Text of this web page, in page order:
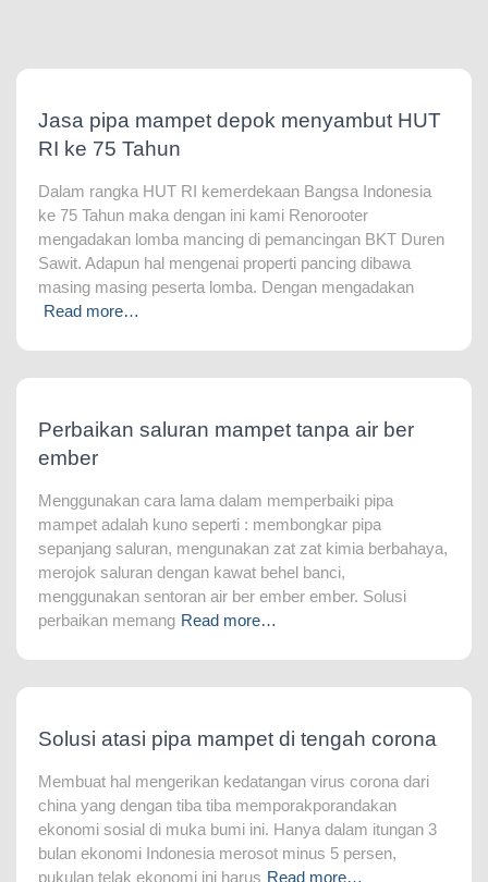
Jasa pipa mampet depok menyambut HUT
RI ke 75 Tahun
Dalam rangka HUT RI kemerdekaan Bangsa Indonesia
ke 75 Tahun maka dengan ini kami Renorooter
mengadakan lomba mancing di pemancingan BKT Duren
Sawit. Adapun hal mengenai properti pancing dibawa
masing masing peserta lomba. Dengan mengadakan
Read more…
Perbaikan saluran mampet tanpa air ber
ember
Menggunakan cara lama dalam memperbaiki pipa
mampet adalah kuno seperti : membongkar pipa
sepanjang saluran, mengunakan zat zat kimia berbahaya,
merojok saluran dengan kawat behel banci,
menggunakan sentoran air ber ember ember. Solusi
perbaikan memang Read more…
Solusi atasi pipa mampet di tengah corona
Membuat hal mengerikan kedatangan virus corona dari
china yang dengan tiba tiba memporakporandakan
ekonomi sosial di muka bumi ini. Hanya dalam itungan 3
bulan ekonomi Indonesia merosot minus 5 persen,
pukulan telak ekonomi ini harus Read more…